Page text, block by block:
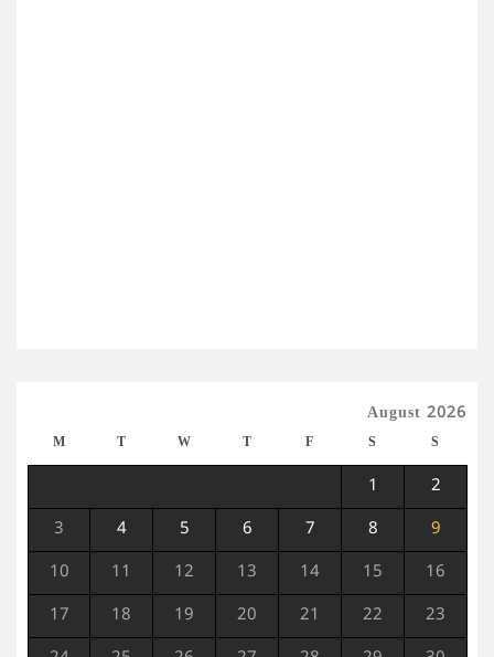
August 2026
M T W T F S S
1 2
3 4 5 6 7 8 9
10 11 12 13 14 15 16
17 18 19 20 21 22 23